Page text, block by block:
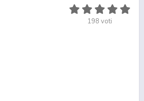
198 voti